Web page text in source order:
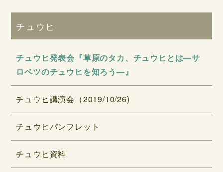
チュウヒ
チュウヒ発表会『草原のタカ、チュウヒとは―サ
ロベツのチュウヒを知ろう―』
チュウヒ講演会（2019/10/26)
チュウヒパンフレット
チュウヒ資料